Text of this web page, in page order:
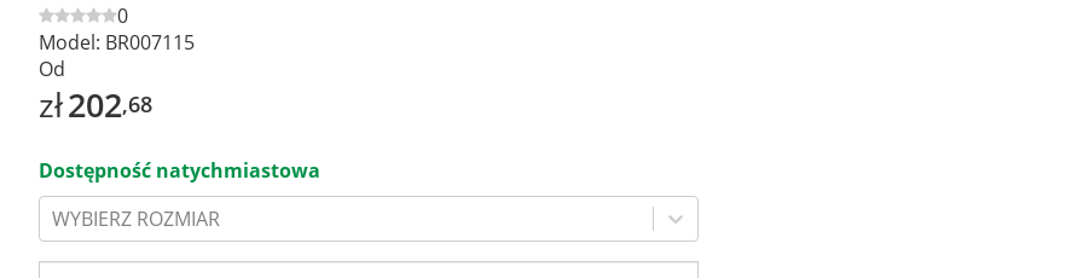
0
Model: BR007115
Od
zł202,68
Dostępność natychmiastowa
WYBIERZ ROZMIAR